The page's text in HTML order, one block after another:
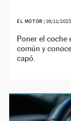
EL MOTOR | 16/11/2025
Poner el coche
común y
capó.